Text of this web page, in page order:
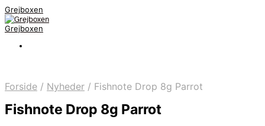
Grejboxen
Grejboxen
Forside / Nyheder / Fishnote Drop 8g Parrot
Fishnote Drop 8g Parrot